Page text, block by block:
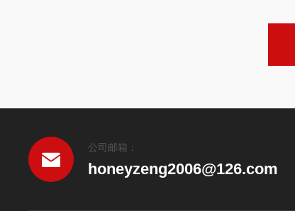
公司邮箱：
honeyzeng2006@126.com